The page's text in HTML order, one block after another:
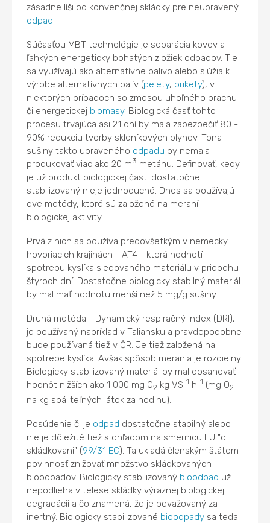
zásadne líši od konvenčnej skládky pre neupravený
odpad.
Súčasťou MBT technológie je separácia kovov a
ľahkých energeticky bohatých zložiek odpadov. Tie
sa využívajú ako alternatívne palivo alebo slúžia k
výrobe alternatívnych palív (pelety, brikety), v
niektorých prípadoch so zmesou uhoľného prachu
či energetickej biomasy. Biologická časť tohto
procesu trvajúca asi 21 dní by mala zabezpečiť 80 -
90% redukciu tvorby skleníkových plynov. Tona
sušiny takto upraveného odpadu by nemala
produkovať viac ako 20 m3 metánu. Definovať, kedy
je už produkt biologickej časti dostatočne
stabilizovaný nieje jednoduché. Dnes sa používajú
dve metódy, ktoré sú založené na meraní
biologickej aktivity.
Prvá z nich sa používa predovšetkým v nemecky
hovoriacich krajinách - AT4 - ktorá hodnotí
spotrebu kyslíka sledovaného materiálu v priebehu
štyroch dní. Dostatočne biologicky stabilný materiál
by mal mať hodnotu menší než 5 mg/g sušiny.
Druhá metóda - Dynamický respiračný index (DRI),
je používaný napríklad v Taliansku a pravdepodobne
bude používaná tiež v ČR. Je tiež založená na
spotrebe kyslíka. Avšak spôsob merania je rozdielny.
Biologicky stabilizovaný materiál by mal dosahovať
hodnôt nižších ako 1 000 mg O2 kg VS-1 h-1 (mg O2
na kg spáliteľných látok za hodinu).
Posúdenie či je odpad dostatočne stabilný alebo
nie je dôležité tiež s ohľadom na smernicu EU "o
skládkovani" (99/31 EC). Ta ukladá členským štátom
povinnosť znižovať množstvo skládkovaných
bioodpadov. Biologicky stabilizovaný bioodpad už
nepodlieha v telese skládky výraznej biologickej
degradácii a čo znamená, že je považovaný za
inertný. Biologicky stabilizované bioodpady sa teda